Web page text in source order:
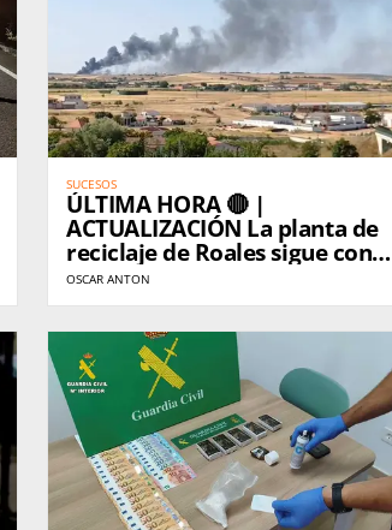
SUCESOS
ÚLTIMA HORA 🔴 |
ACTUALIZACIÓN La planta de
reciclaje de Roales sigue con
llama activa
OSCAR ANTON